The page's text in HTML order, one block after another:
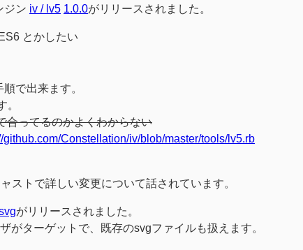
ジン iv / lv5 1.0.0がリリースされました。
とかしたい
で出来ます。
。
合ってるのかよくわからない
github.com/Constellation/iv/blob/master/tools/lv5.rb
ストで詳しい変更について話されています。
がリリースされました。
がターゲットで、既存のsvgファイルも扱えます。